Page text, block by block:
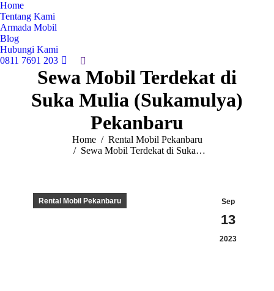
Home
Tentang Kami
Armada Mobil
Blog
Hubungi Kami
0811 7691 203
Search:
Sewa Mobil Terdekat di
Suka Mulia (Sukamulya)
Pekanbaru
You are here:Home
Rental Mobil Pekanbaru
Sewa Mobil Terdekat di Suka…
Sep
13
2023
Rental Mobil Pekanbaru